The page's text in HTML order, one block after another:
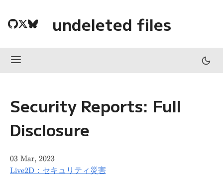
undeleted files
Security Reports: Full
Disclosure
03 Mar, 2023
Live2D：セキュリティ災害